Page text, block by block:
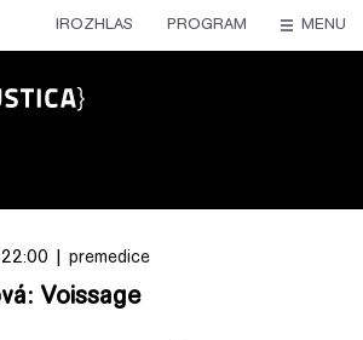
IROZHLAS PROGRAM MENU
22:00 | premedice
Voissage